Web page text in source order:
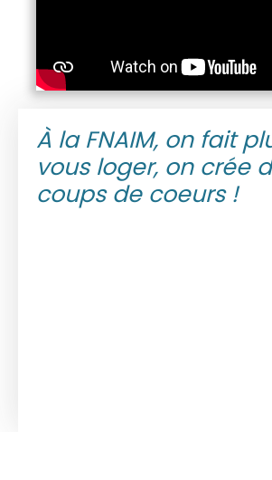
À la FNAIM, on fait
vous loger, on crée